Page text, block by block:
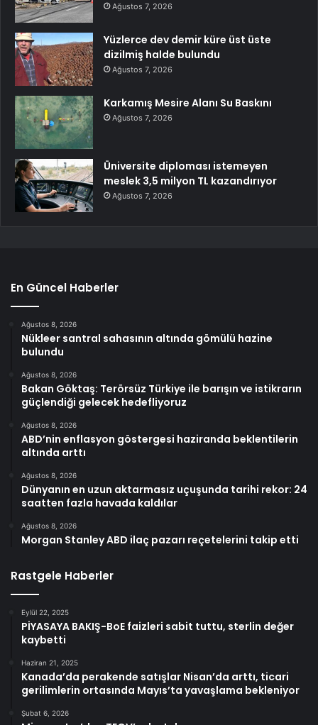
Ağustos 7, 2026
Yüzlerce dev demir küre üst üste
dizilmiş halde bulundu
Ağustos 7, 2026
Karkamış Mesire Alanı Su Baskını
Ağustos 7, 2026
Üniversite diploması istemeyen
meslek 3,5 milyon TL kazandırıyor
Ağustos 7, 2026
En Güncel Haberler
Ağustos 8, 2026
Nükleer santral sahasının altında gömülü hazine
bulundu
Ağustos 8, 2026
Bakan Göktaş: Terörsüz Türkiye ile barışın ve istikrarın
güçlendiği gelecek hedefliyoruz
Ağustos 8, 2026
ABD’nin enflasyon göstergesi haziranda beklentilerin
altında arttı
Ağustos 8, 2026
Dünyanın en uzun aktarmasız uçuşunda tarihi rekor: 24
saatten fazla havada kaldılar
Ağustos 8, 2026
Morgan Stanley ABD ilaç pazarı reçetelerini takip etti
Rastgele Haberler
Eylül 22, 2025
PİYASAYA BAKIŞ-BoE faizleri sabit tuttu, sterlin değer
kaybetti
Haziran 21, 2025
Kanada’da perakende satışlar Nisan’da arttı, ticari
gerilimlerin ortasında Mayıs’ta yavaşlama bekleniyor
Şubat 6, 2026